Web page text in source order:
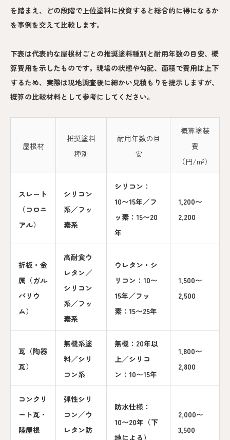
を踏まえ、どの段階で上位塗料に投資すると総合的に得になるか
を事例を交えて比較します。
下表は代表的な屋根材ごとの推奨塗料種別と耐用年数の目安、概
算費用を示したものです。現場の状態や勾配、面積で費用は上下
するため、実際は現地調査後に細かい見積もりを提示しますが、
概算の比較材料として参考にしてください。
屋根材
推奨塗料
種別
耐用年数の目
安
概算塗装
費
（円/m²）
スレート
（コロニ
アル）
シリコン
系／フッ
素系
シリコン：
10〜15年／フ
ッ素：15〜20
年
1,200〜
2,200
折板・金
属（ガル
バリウ
ム）
高耐食ウ
レタン／
シリコン
系／フッ
素系
ウレタン・シ
リコン：10〜
15年／フッ
素：15〜25年
1,500〜
2,500
瓦（陶器
瓦）
無機系塗
料／シリ
コン系
無機：20年以
上／シリコ
ン：10〜15年
1,800〜
2,800
コンクリ
ート瓦・
陸屋根
弾性シリ
コン／ウ
レタン防
防水仕様：
10〜20年（下
地による）
2,000〜
3,500